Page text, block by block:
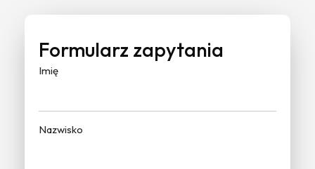
Formularz zapytania
Imię
Nazwisko